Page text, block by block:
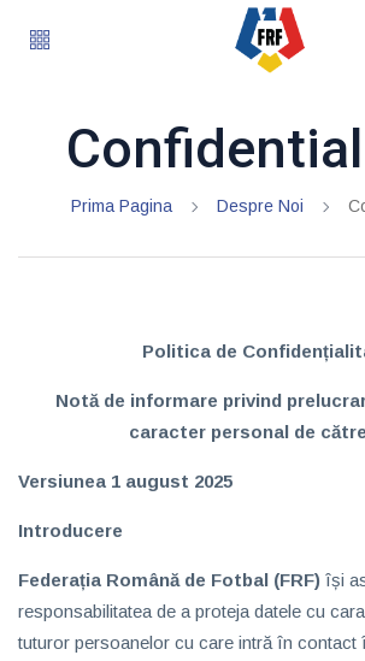
Prima Pagina Despre Noi
Politica de
Notă de informare privind
caracter personal de
Versiunea 1 august 2025
Introducere
Federația Română de Fotbal (FRF) își
responsabilitatea de a proteja datele cu
tuturor persoanelor cu care intră în contact